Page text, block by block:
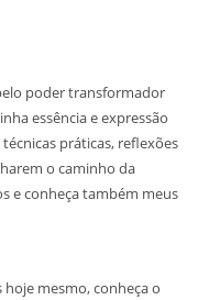
poder transformador
essência e expressão
práticas, reflexões
o caminho da
e conheça também meus
mesmo, conheça o